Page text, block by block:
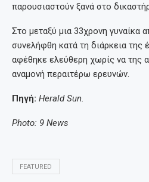
παρουσιαστούν ξανά στο
Στο μεταξύ μια 33χρονη γυναίκα
συνελήφθη κατά τη διάρκεια της
αφέθηκε ελεύθερη χωρίς να της
αναμονή περαιτέρω ερευνών.
Πηγή: Herald Sun.
Photo: 9 News
FEATURED